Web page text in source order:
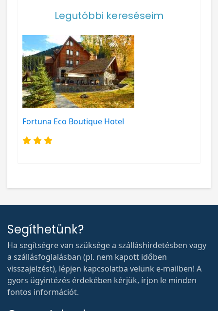
Legutóbbi kereséseim
Fortuna Eco Boutique Hotel
Segíthetünk?
Ha segítségre van szüksége a szálláshirdetésben vagy
a szállásfoglalásban (pl. nem kapott időben
visszajelzést), lépjen kapcsolatba velünk e-mailben! A
gyors ügyintézés érdekében kérjük, írjon le minden
fontos információt.